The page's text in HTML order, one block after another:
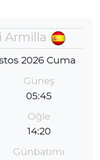
Armilla
2026 Cuma
Güneş
05:45
Öğle
14:20
Günbatımı